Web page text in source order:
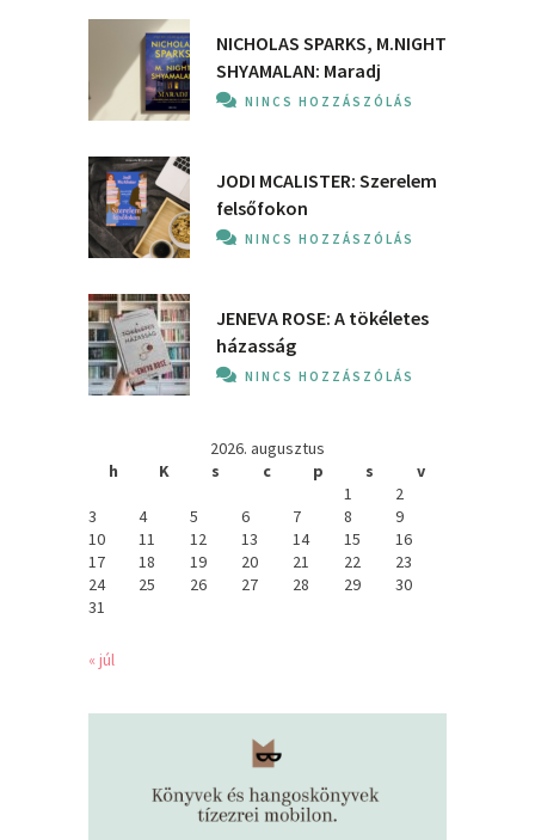
NICHOLAS SPARKS, M.NIGHT
SHYAMALAN: Maradj
NINCS HOZZÁSZÓLÁS
JODI MCALISTER: Szerelem
felsőfokon
NINCS HOZZÁSZÓLÁS
JENEVA ROSE: A ​tökéletes
házasság
NINCS HOZZÁSZÓLÁS
2026. augusztus
h
K s c p s
v
1
2
3
4 5 6 7 8
9
10
11 12 13 14 15
16
17
18 19 20 21 22
23
24
25 26 27 28 29
30
31
« júl